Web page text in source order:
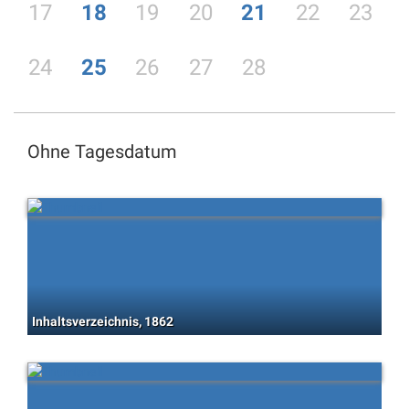
17 18 19 20 21 22 23
24 25 26 27 28
Ohne Tagesdatum
Inhaltsverzeichnis, 1862